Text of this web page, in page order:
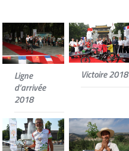
Ligne
d’arrivée
2018
Victoire 2018